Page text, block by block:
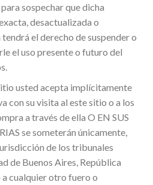
sospechar que dicha
desactualizada o
el derecho de suspender o
el uso presente o futuro del
usted acepta implícitamente
con su visita al este sitio o a los
a través de ella O EN SUS
se someterán únicamente,
de los tribunales
de Buenos Aires, República
cualquier otro fuero o